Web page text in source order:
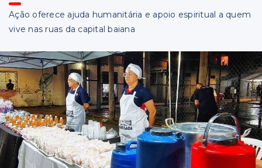
Ação oferece ajuda humanitária e apoio espiritual a quem
vive nas ruas da capital baiana